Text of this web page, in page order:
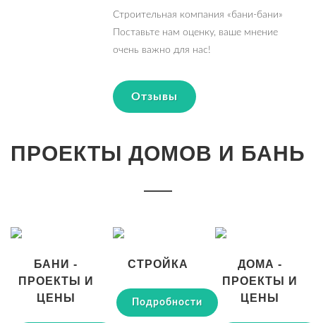
Строительная компания «бани-бани»
Поставьте нам оценку, ваше мнение
очень важно для нас!
Отзывы
ПРОЕКТЫ ДОМОВ И БАНЬ
БАНИ -
ПРОЕКТЫ И
ЦЕНЫ
СТРОЙКА
Подробности
ДОМА -
ПРОЕКТЫ И
ЦЕНЫ